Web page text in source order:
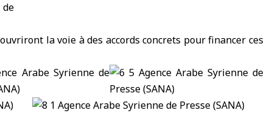
la voie à des accords concrets pour financer ces